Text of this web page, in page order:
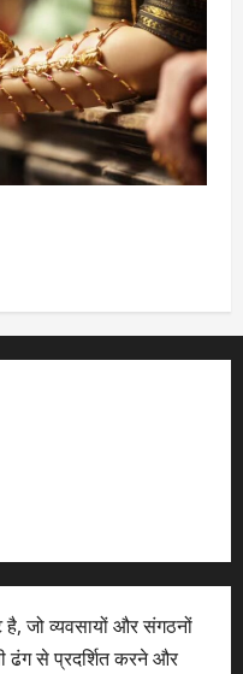
जो व्यवसायों और संगठनों
ढंग से प्रदर्शित करने और